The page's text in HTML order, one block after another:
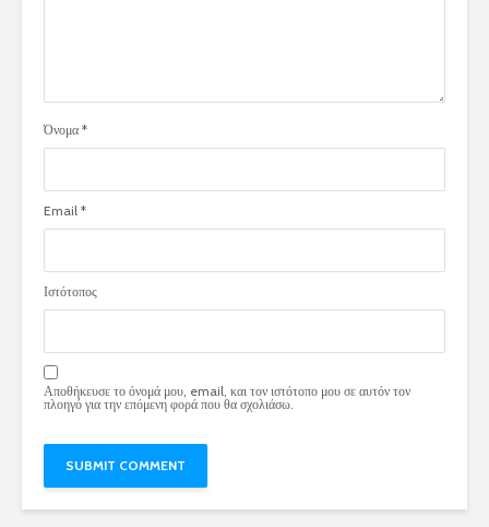
Όνομα *
Email *
Ιστότοπος
Αποθήκευσε το όνομά μου, email, και τον ιστότοπο μου σε αυτόν τον
πλοηγό για την επόμενη φορά που θα σχολιάσω.